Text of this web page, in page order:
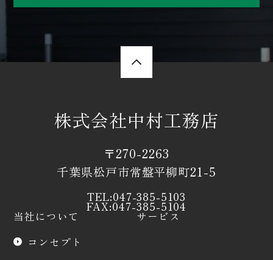
株式会社中村工務店
〒270-2263
千葉県松戸市常盤平柳町21-5
TEL:047-385-5103
FAX:047-385-5104
当社について
コンセプト
サービス